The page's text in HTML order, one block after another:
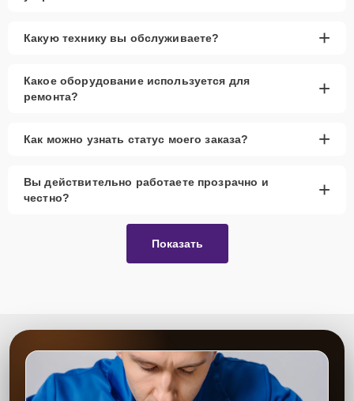
Какую технику вы обслуживаете? +
Какое оборудование используется для
ремонта?
+
Как можно узнать статус моего заказа? +
Вы действительно работаете прозрачно и
честно?
+
Показать